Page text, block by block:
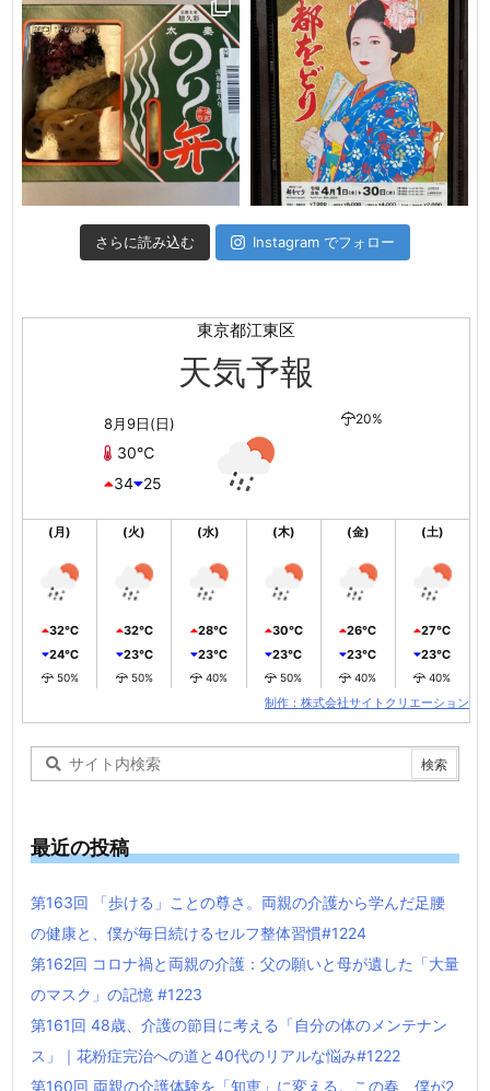
さらに読み込む Instagram でフォロー
東京都江東区
天気予報
8月9日(日)
30℃
34 25
20%
(月)
32℃
24℃
50%
(火)
32℃
23℃
50%
(水)
28℃
23℃
40%
(木)
30℃
23℃
50%
(金)
26℃
23℃
40%
(土)
27℃
23℃
40%
制作：株式会社サイトクリエーション
最近の投稿
第163回 「歩ける」ことの尊さ。両親の介護から学んだ足腰
の健康と、僕が毎日続けるセルフ整体習慣#1224
第162回 コロナ禍と両親の介護：父の願いと母が遺した「大量
のマスク」の記憶 #1223
第161回 48歳、介護の節目に考える「自分の体のメンテナン
ス」｜花粉症完治への道と40代のリアルな悩み#1222
第160回 両親の介護体験を「知恵」に変える。この春、僕が2